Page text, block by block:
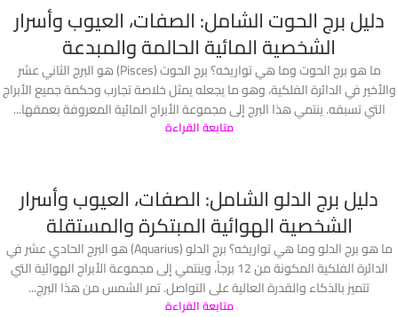
دليل برج الحوت الشامل: الصفات، العيوب وأسرار
الشخصية المائية الحالمة والمبدعة
ما هو برج الحوت وما هي تواريخه؟ برج الحوت (Pisces) هو البرج الثاني عشر
والأخير في الدائرة الفلكية، وهو ما يجعله يمثل خلاصة تجارب وحكمة جميع الأبراج
التي تسبقه. ينتمي هذا البرج إلى مجموعة الأبراج المائية المعروفة بعمقها...
متابعة القراءة
دليل برج الدلو الشامل: الصفات، العيوب وأسرار
الشخصية الهوائية المبتكرة والمستقلة
ما هو برج الدلو وما هي تواريخه؟ برج الدلو (Aquarius) هو البرج الحادي عشر في
الدائرة الفلكية المكونة من 12 برجاً، وينتمي إلى مجموعة الأبراج الهوائية التي
تتميز بالذكاء والقدرة العالية على التواصل. تمر الشمس من هذا البرج...
متابعة القراءة